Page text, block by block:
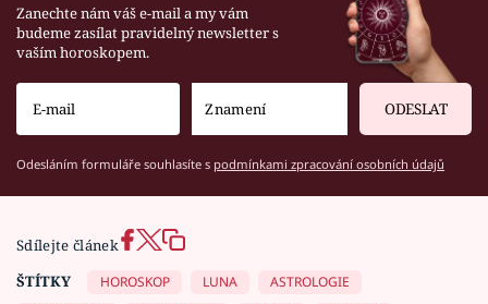
Zanechte nám váš e-mail a my vám
budeme zasílat pravidelný newsletter s
vaším horoskopem.
ODESLAT
Odesláním formuláře souhlasíte s podmínkami zpracování osobních údajů
Sdílejte článek
ŠTÍTKY
HOROSKOP LUNA
ASTROLOGIE